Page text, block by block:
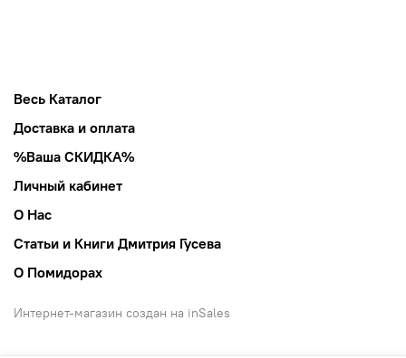
Весь Каталог
Доставка и оплата
%Ваша СКИДКА%
Личный кабинет
О Нас
Статьи и Книги Дмитрия Гусева
О Помидорах
Интернет-магазин создан на inSales